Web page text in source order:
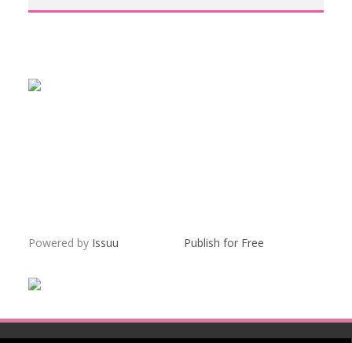
Powered by Issuu Publish for Free